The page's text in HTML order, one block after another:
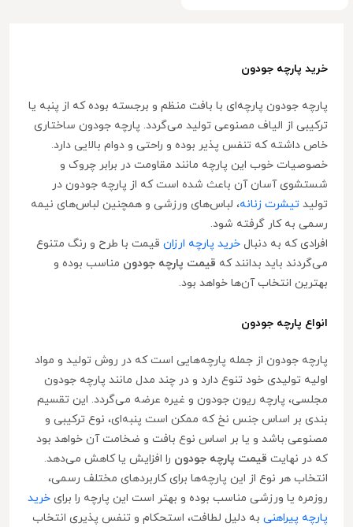
خرید پارچه جودون
پارچه جودون پارچه‌ای با بافت منظم و برجسته بوده که از پنبه یا
ترکیبی از الیاف مصنوعی تولید می‌گردد. پارچه جودون ساختاری
خاص داشته که تنفس پذیر بوده و راحتی و دوام بالایی دارد.
خصوصیات خوب این پارچه مانند مقاومت در برابر چروک و
شستشوی آسان آن باعث شده است که از پارچه جودون در
تولید تیشرت زنانه، لباس‌های ورزشی و همچنین لباس‌های نیمه
رسمی به کار گرفته شود.
افرادی که به دنبال خرید پارچه ارزان قیمت با طرح و رنگ متنوع
می‌گردند باید بدانند که قیمت پارچه جودون مناسب بوده و
بهترین انتخاب آن‌ها خواهد بود.
انواع پارچه جودون
پارچه جودون از جمله پارچه‌هایی است که در روش تولید و مواد
اولیه تولیدی خود تنوع دارد و در چند مدل مانند پارچه جودون
مجلسی، پارچه ریون جودون و غیره عرضه می‌گردد. این تقسیم
بندی بر اساس جنس نخ که ممکن است پنبه‌ای، نوع ترکیبی و
مصنوعی باشد و یا بر اساس نوع بافت و ضخامت آن خواهد بود
که در نهایت قیمت پارچه جودون را افزایش یا کاهش می‌دهد.
انتخاب هر نوع از این پارچه‌ها برای کاربردهای مختلف رسمی،
روزمره یا ورزشی مناسب بوده و بهتر است این پارچه را برای خرید
پارچه پیراهنی به دلیل لطافت، استحکام و تنفس پذیری انتخاب